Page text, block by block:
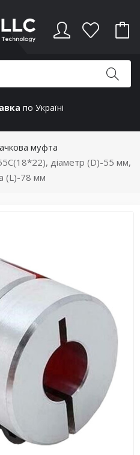
по Україні
муфта
діаметр (D)-55 мм,
(L)-78 мм